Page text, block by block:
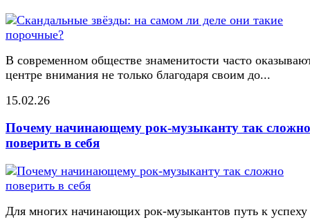
В современном обществе знаменитости часто
центре внимания не только благодаря своим до...
15.02.26
Почему начинающему рок-музыканту так сложно
поверить в себя
Для многих начинающих рок-музыкантов путь к успеху